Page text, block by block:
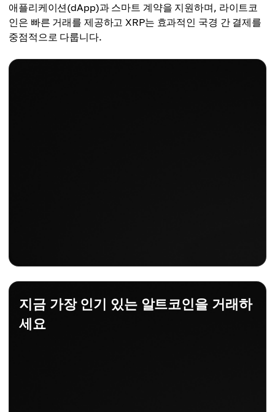
애플리케이션(dApp)과 스마트 계약을 지원하며, 라이트코
인은 빠른 거래를 제공하고 XRP는 효과적인 국경 간 결제를
중점적으로 다룹니다.
지금 가장 인기 있는 알트코인을 거래하
세요